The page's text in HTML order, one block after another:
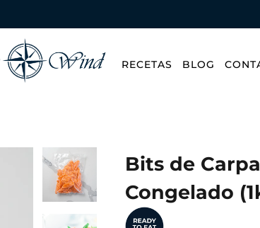
RECETAS BLOG
Bits de
Congelado